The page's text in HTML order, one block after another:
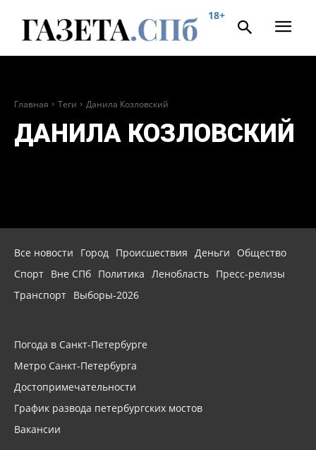
18+
Главная Теги Данила Козловский
ДАНИЛА КОЗЛОВСКИЙ
Все новости Город Происшествия Деньги
Общество
Спорт Вне СПб Политика Ленобласть Пресс-релизы
Транспорт Выборы-2026
Погода в Санкт-Петербурге
Метро Санкт-Петербурга
Достопримечательности
График развода петербургских мостов
Вакансии